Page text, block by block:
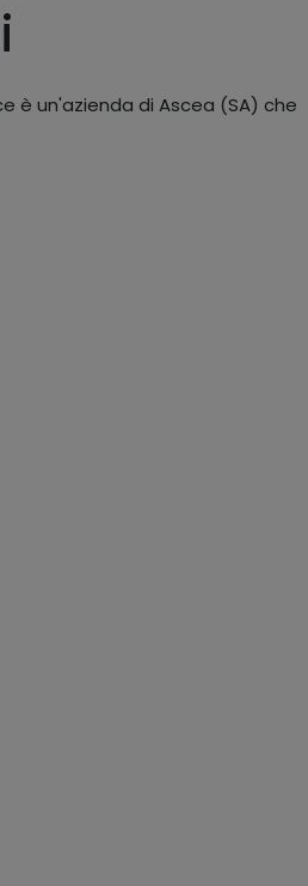
è un'azienda di Ascea (SA) che